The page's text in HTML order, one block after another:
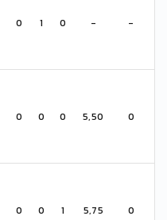
0 1 0 - -
0 0 0 5,50 0
0 0 1 5,75 0